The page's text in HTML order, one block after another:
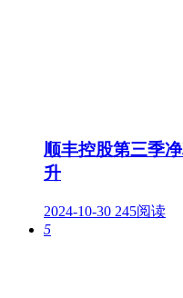
顺丰控股第三季
升
2024-10-30 245阅读
5